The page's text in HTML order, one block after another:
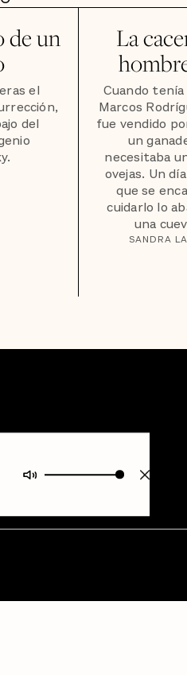
de un
el
del
La
Cuando
Marcos
fue vendido
un
necesitaba
ovejas. Un
que se
cuidarlo lo
una
SANDRA